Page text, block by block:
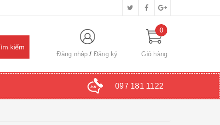
Đăng nhập Đăng ký
0
Giỏ hàng
097 181 1122